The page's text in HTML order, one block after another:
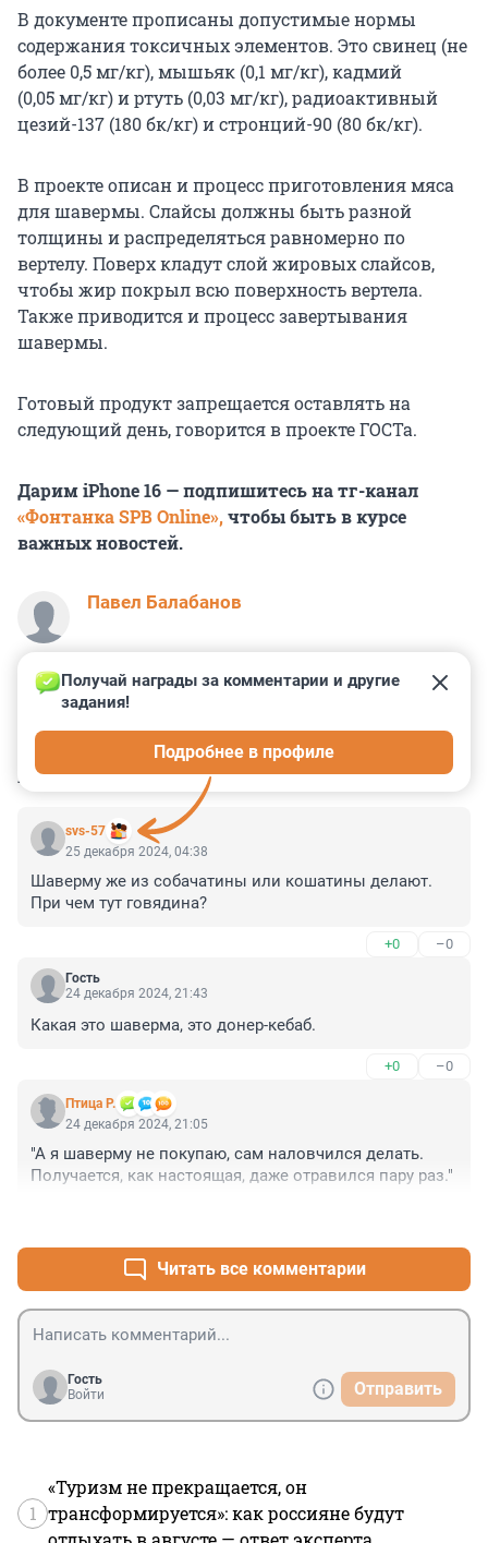
В документе прописаны допустимые нормы
содержания токсичных элементов. Это свинец (не
более 0,5 мг/кг), мышьяк (0,1 мг/кг), кадмий
(0,05 мг/кг) и ртуть (0,03 мг/кг), радиоактивный
цезий-137 (180 бк/кг) и стронций-90 (80 бк/кг).
В проекте описан и процесс приготовления мяса
для шавермы. Слайсы должны быть разной
толщины и распределяться равномерно по
вертелу. Поверх кладут слой жировых слайсов,
чтобы жир покрыл всю поверхность вертела.
Также приводится и процесс завертывания
шавермы.
Готовый продукт запрещается оставлять на
следующий день, говорится в проекте ГОСТа.
Дарим iPhone 16 — подпишитесь на тг-канал
«Фонтанка SPB Online»,чтобы быть в курсе
важных новостей.
Павел Балабанов
КОММЕНТАРИИ 42
svs-57
Получай награды за комментарии и другие
задания!
Подробнее в профиле
25 декабря 2024, 04:38
Шаверму же из собачатины или кошатины делают.
При чем тут говядина?
+0 –0
Гость
24 декабря 2024, 21:43
Какая это шаверма, это донер-кебаб.
+0 –0
Птица Р.
24 декабря 2024, 21:05
"А я шаверму не покупаю, сам наловчился делать.
Получается, как настоящая, даже отравился пару раз."
Читать все комментарии
Гость
Войти
Отправить
1
«Туризм не прекращается, он
трансформируется»: как россияне будут